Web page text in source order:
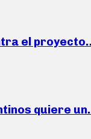
el
quiere